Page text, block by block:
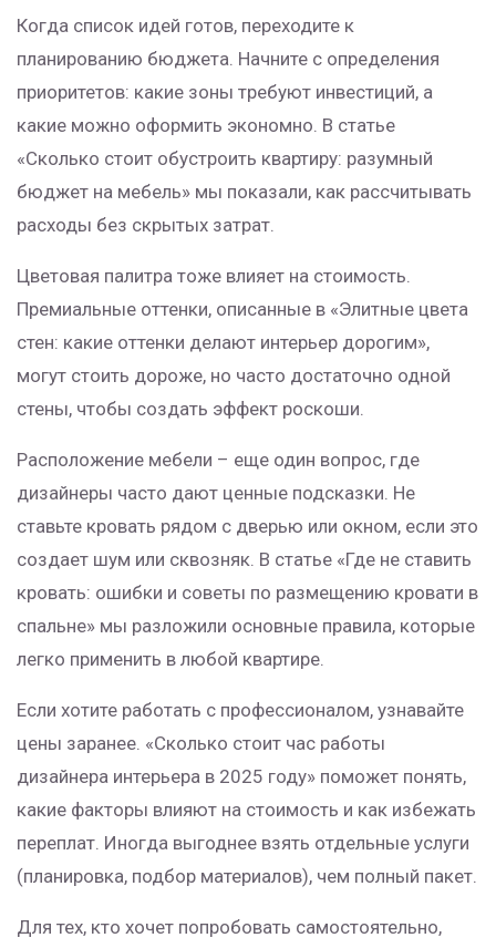
Когда список идей готов, переходите к
планированию бюджета. Начните с определения
приоритетов: какие зоны требуют инвестиций, а
какие можно оформить экономно. В статье
«Сколько стоит обустроить квартиру: разумный
бюджет на мебель» мы показали, как рассчитывать
расходы без скрытых затрат.
Цветовая палитра тоже влияет на стоимость.
Премиальные оттенки, описанные в «Элитные цвета
стен: какие оттенки делают интерьер дорогим»,
могут стоить дороже, но часто достаточно одной
стены, чтобы создать эффект роскоши.
Расположение мебели – еще один вопрос, где
дизайнеры часто дают ценные подсказки. Не
ставьте кровать рядом с дверью или окном, если это
создает шум или сквозняк. В статье «Где не ставить
кровать: ошибки и советы по размещению кровати в
спальне» мы разложили основные правила, которые
легко применить в любой квартире.
Если хотите работать с профессионалом, узнавайте
цены заранее. «Сколько стоит час работы
дизайнера интерьера в 2025 году» поможет понять,
какие факторы влияют на стоимость и как избежать
переплат. Иногда выгоднее взять отдельные услуги
(планировка, подбор материалов), чем полный пакет.
Для тех, кто хочет попробовать самостоятельно,